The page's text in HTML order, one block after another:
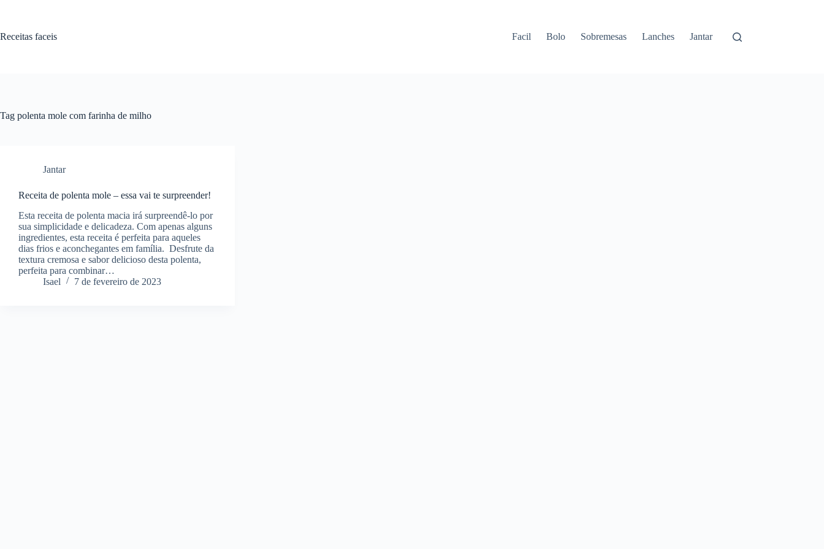
conteúdo
Receitas faceis Facil Bolo Sobremesas Lanches Jantar
Tag polenta mole com farinha de milho
Jantar
Receita de polenta mole – essa vai te surpreender!
Esta receita de polenta macia irá surpreendê-lo por
sua simplicidade e delicadeza. Com apenas alguns
ingredientes, esta receita é perfeita para aqueles
dias frios e aconchegantes em família. Desfrute da
textura cremosa e sabor delicioso desta polenta,
perfeita para combinar…
Isael
7 de fevereiro de 2023